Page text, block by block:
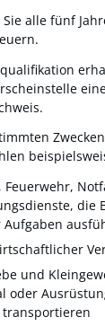
alle fünf
Feuerwehr,
die
und
oder